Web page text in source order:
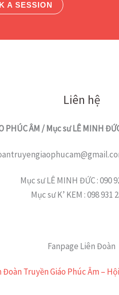
A SESSION
Liên hệ
PHÚC ÂM / Mục sư LÊ MINH
Mục sư LÊ MINH ĐỨC : 090
Mục sư K’ KEM : 098 931
Fanpage Liên Đoàn
Đoàn Truyền Giáo Phúc Âm –